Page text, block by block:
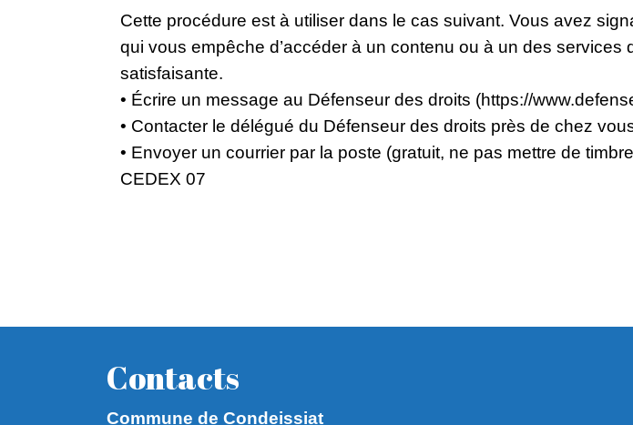
Cette procédure est à utiliser dans le cas suivant. Vous avez
qui vous empêche d’accéder à un contenu ou à un des services
satisfaisante.
• Écrire un message au Défenseur des droits (https://
• Contacter le délégué du Défenseur des droits près de chez
• Envoyer un courrier par la poste (gratuit, ne pas mettre de
CEDEX 07
Contacts
Commune de Condeissiat